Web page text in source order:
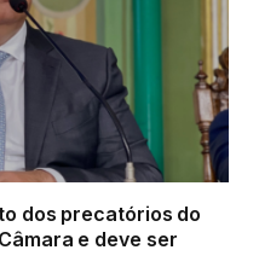
dos precatórios do
e deve ser